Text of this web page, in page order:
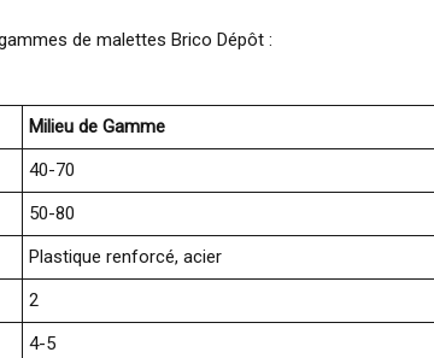
de malettes Brico Dépôt :
Milieu de Gamme
40-70
50-80
Plastique renforcé, acier
2
4-5